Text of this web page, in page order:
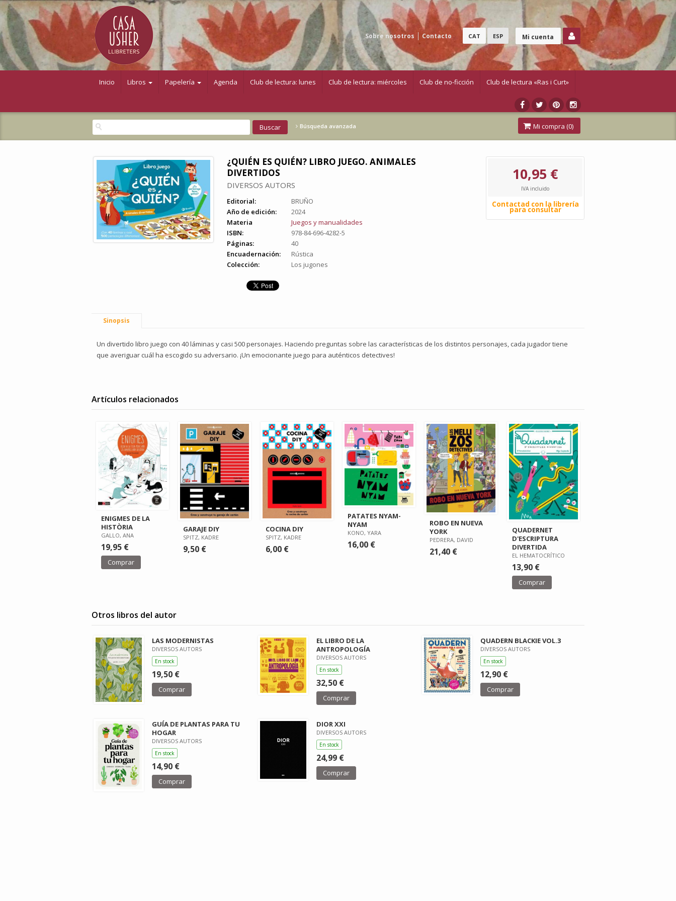
Mi cuenta
CAT ESP
Sobre nosotros Contacto
Inicio Libros Papelería Agenda Club de lectura: lunes Club de lectura: miércoles Club de no-ficción Club de lectura «Ras i Curt»
Búsqueda avanzada Mi compra (0)
¿QUIÉN ES QUIÉN? LIBRO JUEGO. ANIMALES
DIVERTIDOS
DIVERSOS AUTORS
Editorial:
BRUÑO
Año de edición:
2024
Materia
Juegos y manualidades
ISBN:
978-84-696-4282-5
Páginas:
40
Encuadernación:
Rústica
Colección:
Los jugones
10,95 €
IVA incluido
Contactad con la librería
para consultar
Sinopsis
Un divertido libro juego con 40 láminas y casi 500 personajes. Haciendo preguntas sobre las características de los distintos personajes, cada jugador tiene
que averiguar cuál ha escogido su adversario. ¡Un emocionante juego para auténticos detectives!
Artículos relacionados
ENIGMES DE LA
HISTÒRIA
GALLO, ANA
19,95 €
Comprar
GARAJE DIY
SPITZ, KADRE
9,50 €
COCINA DIY
SPITZ, KADRE
6,00 €
PATATES NYAM-
NYAM
KONO, YARA
16,00 €
ROBO EN NUEVA
YORK
PEDRERA, DAVID
21,40 €
QUADERNET
D'ESCRIPTURA
DIVERTIDA
EL HEMATOCRÍTICO
13,90 €
Comprar
Otros libros del autor
LAS MODERNISTAS
DIVERSOS AUTORS
En stock
19,50 €
Comprar
EL LIBRO DE LA
ANTROPOLOGÍA
DIVERSOS AUTORS
En stock
32,50 €
Comprar
QUADERN BLACKIE VOL.3
DIVERSOS AUTORS
En stock
12,90 €
Comprar
GUÍA DE PLANTAS PARA TU
HOGAR
DIVERSOS AUTORS
En stock
14,90 €
Comprar
DIOR XXI
DIVERSOS AUTORS
En stock
24,99 €
Comprar